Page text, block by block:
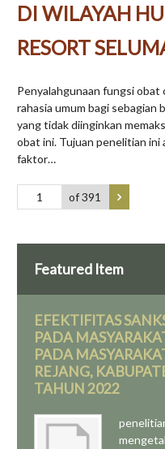
DI WILAYAH
RESORT
Penyalahgunaan fungsi
rahasia umum bagi sebagian
yang tidak diinginkan
obat ini. Tujuan penelitian
faktor…
of 391
Featured Item
EFEKTIFITAS
PADA
PADA
REJANG,
TAHUN 2022